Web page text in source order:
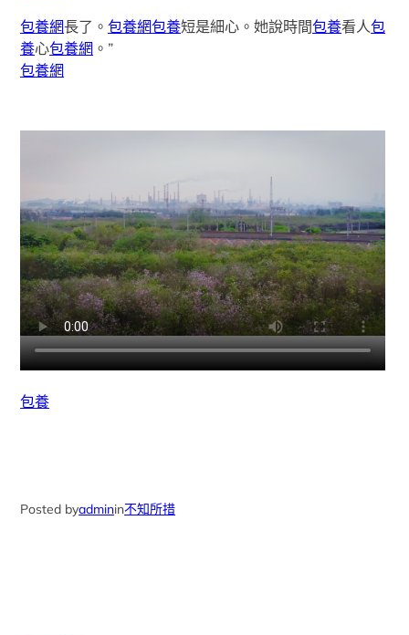
包養網長了。包養網包養短是細心。她說時間包養看人包
養心包養網 。”
包養網
包養
Posted byadminin不知所措